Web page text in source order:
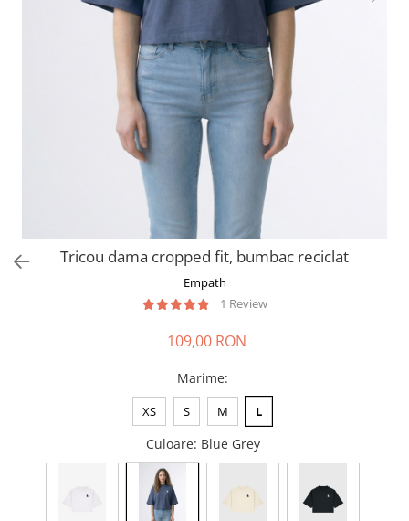
Tricou dama cropped fit, bumbac reciclat
Empath
1 Review
109,00 RON
Marime:
XS S M L
Culoare: Blue Grey